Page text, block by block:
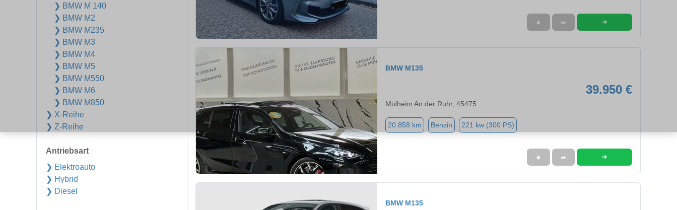
❯ BMW M 140
❯ BMW M2
❯ BMW M235
❯ BMW M3
❯ BMW M4
❯ BMW M5
❯ BMW M550
❯ BMW M6
❯ BMW M850
❯ X-Reihe
❯ Z-Reihe
Antriebsart
❯ Elektroauto
❯ Hybrid
❯ Diesel
★ ➦ ➜
BMW M135
39.950 €
Mülheim An der Ruhr, 45475
20.858 km Benzin 221 kw (300 PS)
★ ➦ ➜
BMW M135